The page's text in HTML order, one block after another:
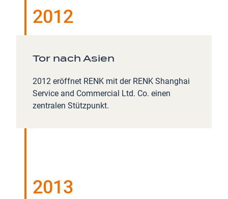
2012
Tor nach Asien
2012 eröffnet RENK mit der RENK Shanghai
Service and Commercial Ltd. Co. einen
zentralen Stützpunkt.
2013